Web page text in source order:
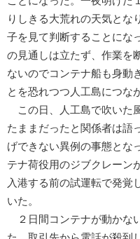
りしきる大荒れの天気とな
子を見て判断することにな
の見通しは立たず、作業を
ないのでコンテナ船も身動
とを恐れつつ人工島につな
この日、人工島で吹いた
たままだったと関係者は語
げできない異例の事態とな
テナ荷役用のジブクレーン
入港する前の試運転で発覚
いた。
２日間コンテナが動かな